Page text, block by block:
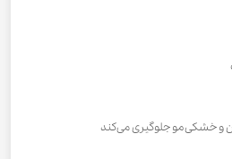
و خشکی مو جلوگیری می‌کند